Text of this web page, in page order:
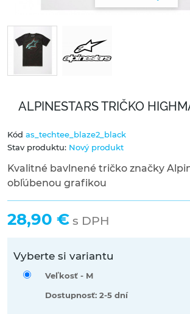
ALPINESTARS TRIČKO
Kód as_techtee_blaze2_black
Stav produktu: Nový produkt
Kvalitné bavlnené tričko značky
obľúbenou grafikou
28,90 € s DPH
Vyberte si variantu
Veľkosť - M
Dostupnosť: 2-5 dní